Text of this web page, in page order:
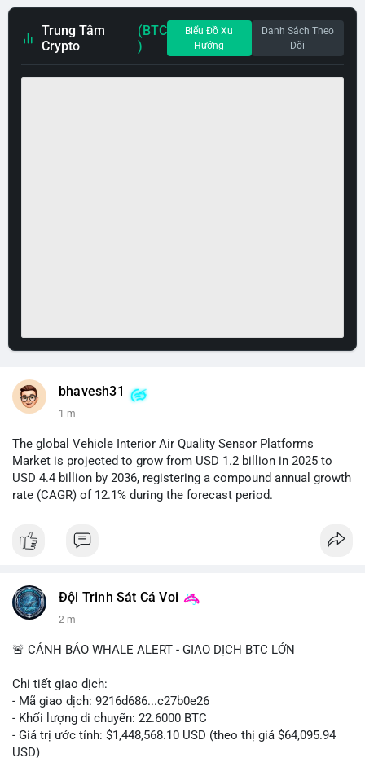
Trung Tâm
Crypto
(BTC
)
Biểu Đồ Xu
Hướng
Danh Sách Theo
Dõi
bhavesh31
1 m
The global Vehicle Interior Air Quality Sensor Platforms
Market is projected to grow from USD 1.2 billion in 2025 to
USD 4.4 billion by 2036, registering a compound annual growth
rate (CAGR) of 12.1% during the forecast period.
Đội Trinh Sát Cá Voi
2 m
🚨 CẢNH BÁO WHALE ALERT - GIAO DỊCH BTC LỚN
Chi tiết giao dịch:
- Mã giao dịch: 9216d686...c27b0e26
- Khối lượng di chuyển: 22.6000 BTC
- Giá trị ước tính: $1,448,568.10 USD (theo thị giá $64,095.94
USD)